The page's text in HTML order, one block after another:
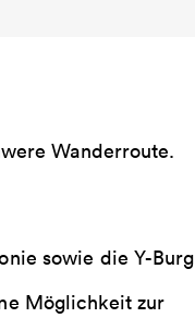
Wanderroute.
sowie die Y-Burg
Möglichkeit zur